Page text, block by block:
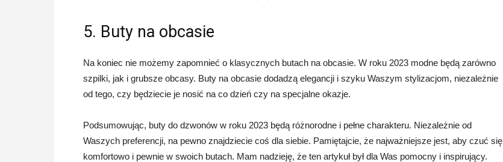
5. Buty na obcasie
Na koniec nie możemy zapomnieć o klasycznych butach na obcasie. W roku 2023 modne będą zarówno
szpilki, jak i grubsze obcasy. Buty na obcasie dodadzą elegancji i szyku Waszym stylizacjom, niezależnie
od tego, czy będziecie je nosić na co dzień czy na specjalne okazje.
Podsumowując, buty do dzwonów w roku 2023 będą różnorodne i pełne charakteru. Niezależnie od
Waszych preferencji, na pewno znajdziecie coś dla siebie. Pamiętajcie, że najważniejsze jest, aby czuć się
komfortowo i pewnie w swoich butach. Mam nadzieję, że ten artykuł był dla Was pomocny i inspirujący.